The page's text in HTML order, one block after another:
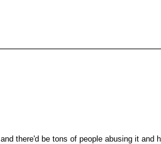
there'd be tons of people abusing it